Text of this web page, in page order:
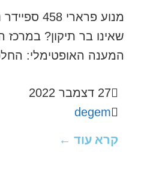
מנוע פרארי
שאינו בר תיקון?
המענה האופטימלי:
27 דצמבר 2022
degem
קרא עוד ←